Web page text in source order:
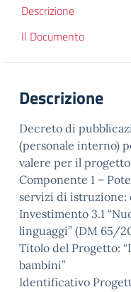
Descrizione
Il Documento
Descrizione
Decreto di
(personale interno)
valere per il progetto
Componente 1 –
servizi di istruzione:
Investimento 3.1
linguaggi” (DM 65/
Titolo del Progetto:
bambini”
Identificativo